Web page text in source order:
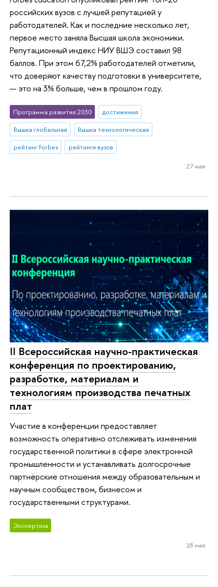
российских вузов с лучшей репутацией у
работодателей. Как и последние несколько лет,
первое место заняла Высшая школа экономики.
Репутационный индекс НИУ ВШЭ составил 98
баллов. При этом 67,2% работодателей отметили,
что доверяют качеству подготовки в университете,
— это на 3% больше, чем в прошлом году.
Программа развития 2030
достижения
Вышка глобальная
Вышка технологическая
рейтинг Forbes
рейтинги вузов
27 мая
II Bсероссийская научно-практическая
конференция по проектированию,
разработке, материалам и
технологиям производства печатных
плат
Участие в конференции предоставляет
возможность оперативно отслеживать изменения
государственной политики в сфере электронной
промышленности и устанавливать долгосрочные
партнëрские отношения между образовательным и
научным сообществом, бизнесом и
государственными структурами.
Экспертиза
18 мая